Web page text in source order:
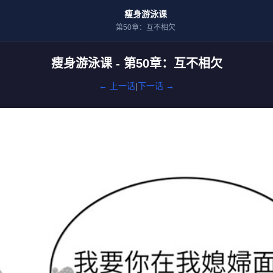
瘦身游泳课
第50章：互不相欠
瘦身游泳课 - 第50章：互不相欠
← 上一话|下一话 →